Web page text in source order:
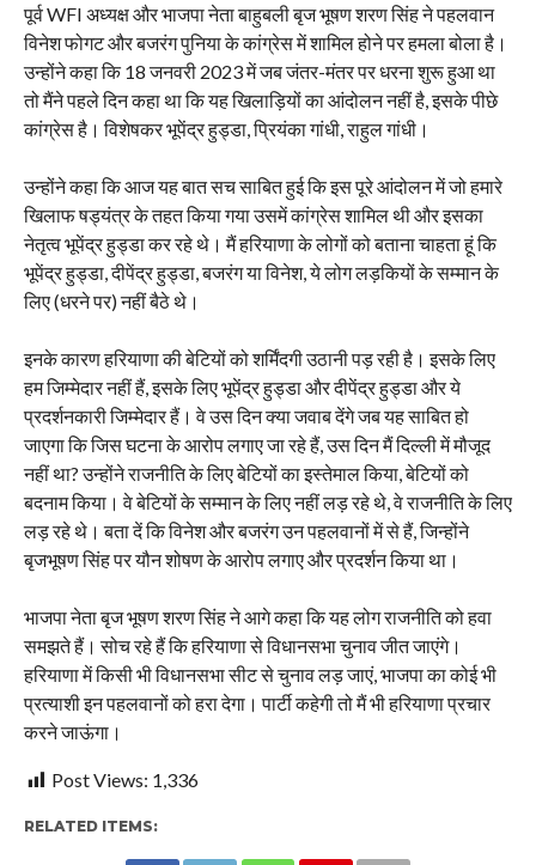
पूर्व WFI अध्यक्ष और भाजपा नेता बाहुबली बृज भूषण शरण सिंह ने पहलवान
विनेश फोगट और बजरंग पुनिया के कांग्रेस में शामिल होने पर हमला बोला है।
उन्होंने कहा कि 18 जनवरी 2023 में जब जंतर-मंतर पर धरना शुरू हुआ था
तो मैंने पहले दिन कहा था कि यह खिलाड़ियों का आंदोलन नहीं है, इसके पीछे
कांग्रेस है। विशेषकर भूपेंद्र हुड्डा, प्रियंका गांधी, राहुल गांधी।
उन्होंने कहा कि आज यह बात सच साबित हुई कि इस पूरे आंदोलन में जो हमारे
खिलाफ षड्यंत्र के तहत किया गया उसमें कांग्रेस शामिल थी और इसका
नेतृत्व भूपेंद्र हुड्डा कर रहे थे। मैं हरियाणा के लोगों को बताना चाहता हूं कि
भूपेंद्र हुड्डा, दीपेंद्र हुड्डा, बजरंग या विनेश, ये लोग लड़कियों के सम्मान के
लिए (धरने पर) नहीं बैठे थे।
इनके कारण हरियाणा की बेटियों को शर्मिंदगी उठानी पड़ रही है। इसके लिए
हम जिम्मेदार नहीं हैं, इसके लिए भूपेंद्र हुड्डा और दीपेंद्र हुड्डा और ये
प्रदर्शनकारी जिम्मेदार हैं। वे उस दिन क्या जवाब देंगे जब यह साबित हो
जाएगा कि जिस घटना के आरोप लगाए जा रहे हैं, उस दिन मैं दिल्ली में मौजूद
नहीं था? उन्होंने राजनीति के लिए बेटियों का इस्तेमाल किया, बेटियों को
बदनाम किया। वे बेटियों के सम्मान के लिए नहीं लड़ रहे थे, वे राजनीति के लिए
लड़ रहे थे। बता दें कि विनेश और बजरंग उन पहलवानों में से हैं, जिन्होंने
बृजभूषण सिंह पर यौन शोषण के आरोप लगाए और प्रदर्शन किया था।
भाजपा नेता बृज भूषण शरण सिंह ने आगे कहा कि यह लोग राजनीति को हवा
समझते हैं। सोच रहे हैं कि हरियाणा से विधानसभा चुनाव जीत जाएंगे।
हरियाणा में किसी भी विधानसभा सीट से चुनाव लड़ जाएं, भाजपा का कोई भी
प्रत्याशी इन पहलवानों को हरा देगा। पार्टी कहेगी तो मैं भी हरियाणा प्रचार
करने जाऊंगा।
Post Views: 1,336
RELATED ITEMS: